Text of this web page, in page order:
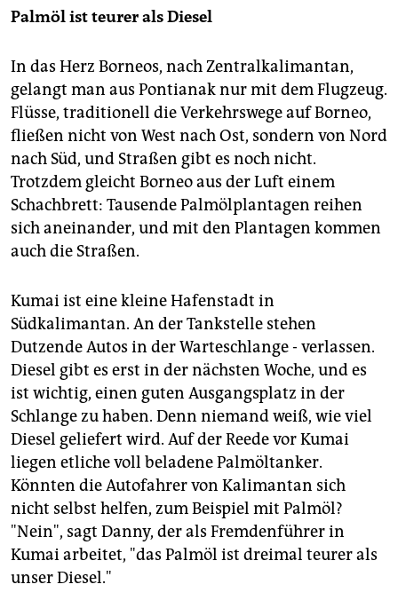
Palmöl ist teurer als Diesel
In das Herz Borneos, nach Zentralkalimantan,
gelangt man aus Pontianak nur mit dem Flugzeug.
Flüsse, traditionell die Verkehrswege auf Borneo,
fließen nicht von West nach Ost, sondern von Nord
nach Süd, und Straßen gibt es noch nicht.
Trotzdem gleicht Borneo aus der Luft einem
Schachbrett: Tausende Palmölplantagen reihen
sich aneinander, und mit den Plantagen kommen
auch die Straßen.
Kumai ist eine kleine Hafenstadt in
Südkalimantan. An der Tankstelle stehen
Dutzende Autos in der Warteschlange - verlassen.
Diesel gibt es erst in der nächsten Woche, und es
ist wichtig, einen guten Ausgangsplatz in der
Schlange zu haben. Denn niemand weiß, wie viel
Diesel geliefert wird. Auf der Reede vor Kumai
liegen etliche voll beladene Palmöltanker.
Könnten die Autofahrer von Kalimantan sich
nicht selbst helfen, zum Beispiel mit Palmöl?
"Nein", sagt Danny, der als Fremdenführer in
Kumai arbeitet, "das Palmöl ist dreimal teurer als
unser Diesel."